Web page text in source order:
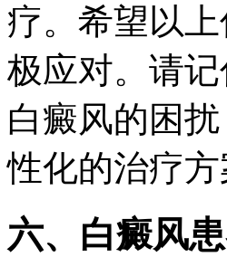
疗。希望以
极应对。请
白癜风的困
性化的治疗方
六、白癜风